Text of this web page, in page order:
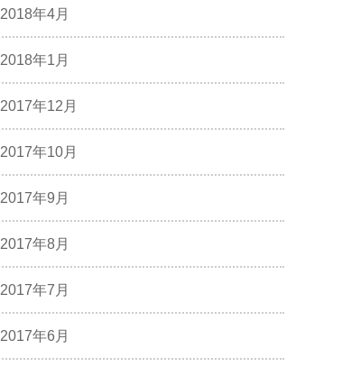
2018年4月
2018年1月
2017年12月
2017年10月
2017年9月
2017年8月
2017年7月
2017年6月